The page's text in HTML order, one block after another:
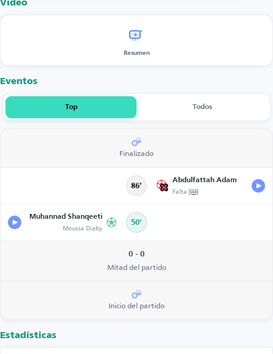
Vídeo
Resumen
Eventos
Top Todos
Finalizado
86’
Abdulfattah Adam
Falta
Muhannad Shanqeeti
Moussa Diaby 50’
0 - 0
Mitad del partido
Inicio del partido
Estadísticas